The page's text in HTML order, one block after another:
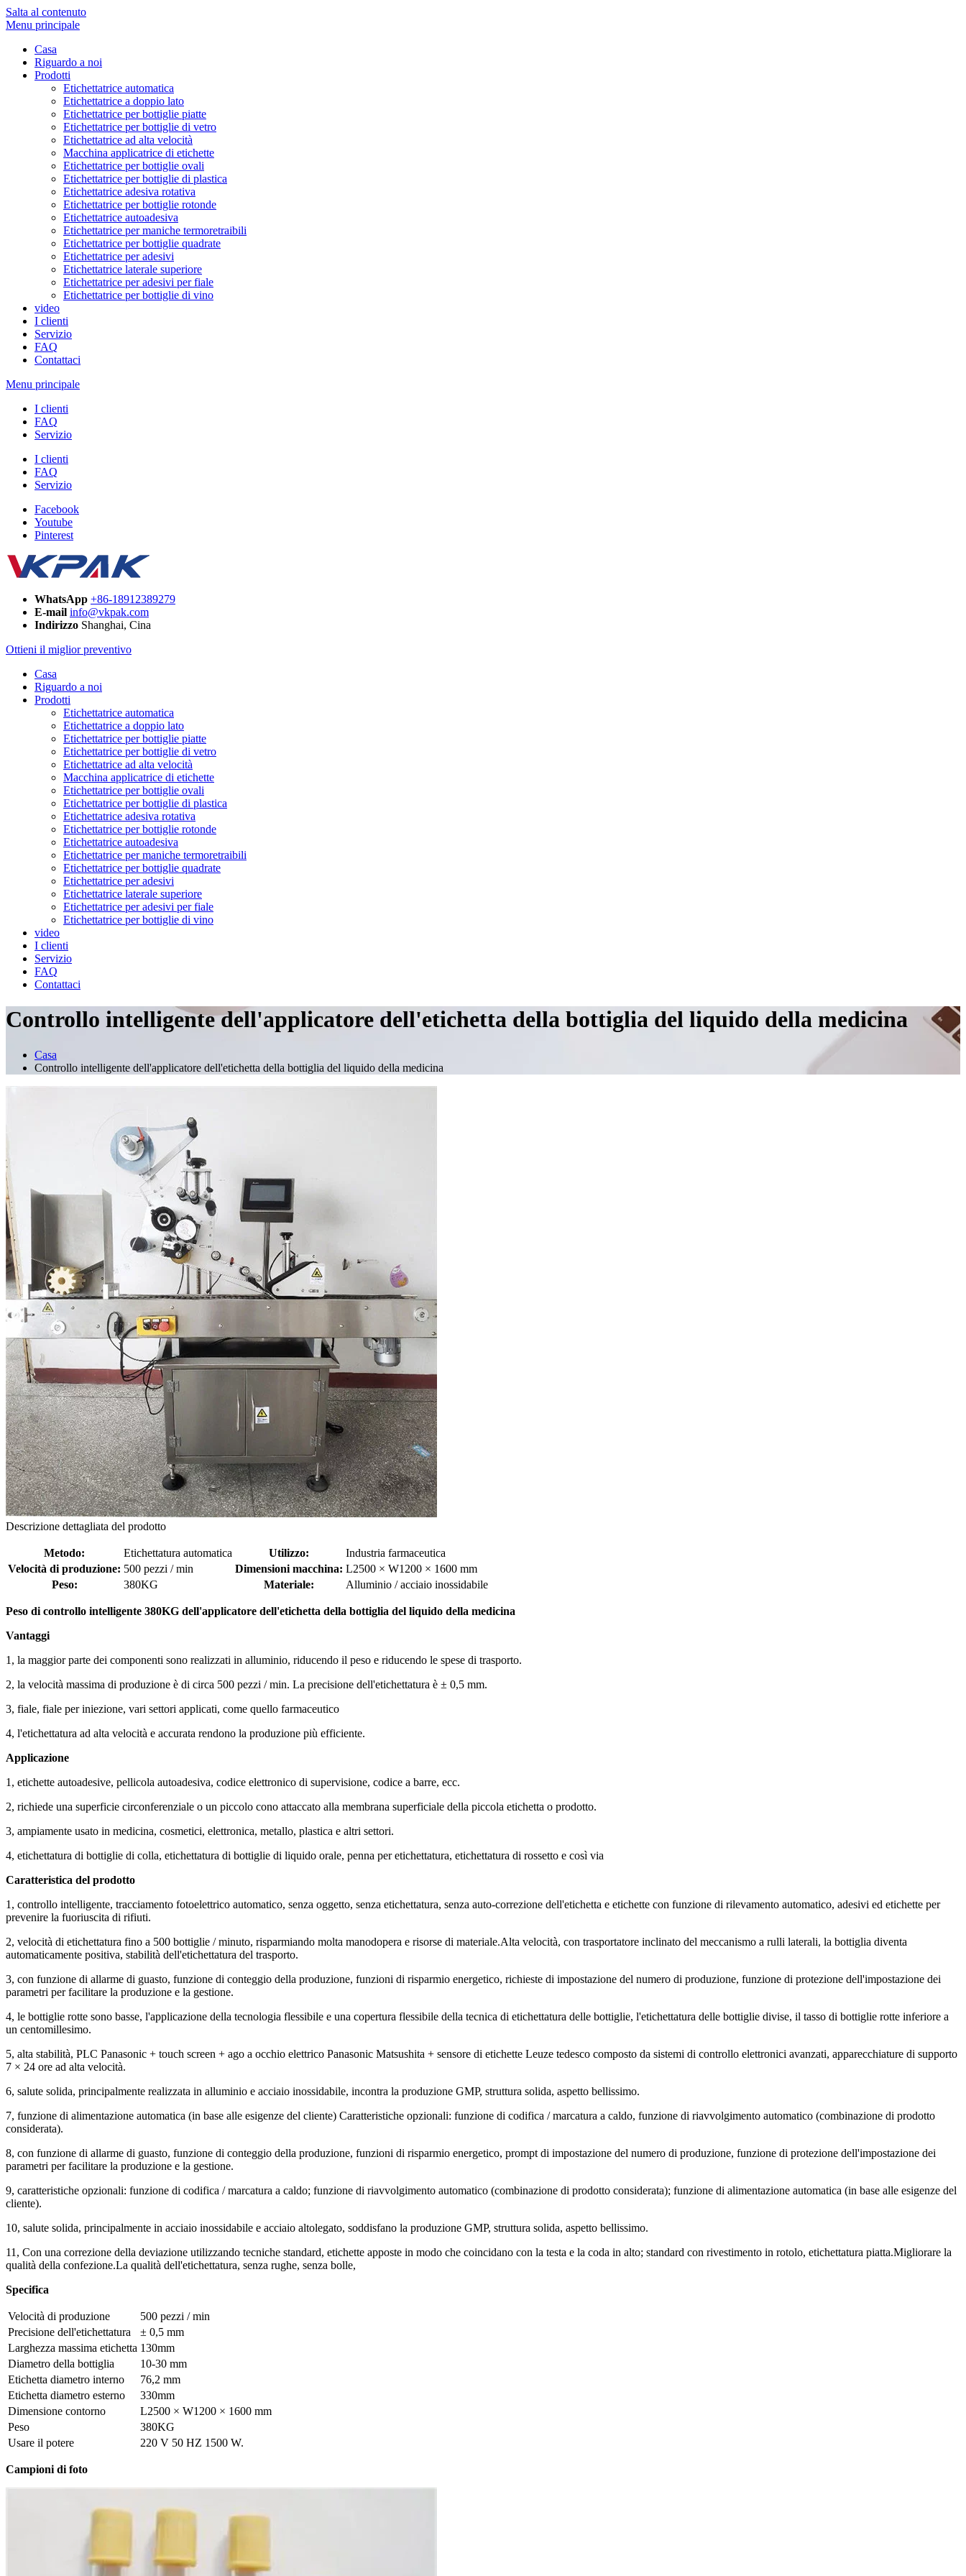
Salta al contenuto
Menu principale
Casa
Riguardo a noi
Prodotti
Etichettatrice automatica
Etichettatrice a doppio lato
Etichettatrice per bottiglie piatte
Etichettatrice per bottiglie di vetro
Etichettatrice ad alta velocità
Macchina applicatrice di etichette
Etichettatrice per bottiglie ovali
Etichettatrice per bottiglie di plastica
Etichettatrice adesiva rotativa
Etichettatrice per bottiglie rotonde
Etichettatrice autoadesiva
Etichettatrice per maniche termoretraibili
Etichettatrice per bottiglie quadrate
Etichettatrice per adesivi
Etichettatrice laterale superiore
Etichettatrice per adesivi per fiale
Etichettatrice per bottiglie di vino
video
I clienti
Servizio
FAQ
Contattaci
Menu principale
I clienti
FAQ
Servizio
I clienti
FAQ
Servizio
Facebook
Youtube
Pinterest
WhatsApp +86-18912389279
E-mail info@vkpak.com
Indirizzo Shanghai, Cina
Ottieni il miglior preventivo
Casa
Riguardo a noi
Prodotti
Etichettatrice automatica
Etichettatrice a doppio lato
Etichettatrice per bottiglie piatte
Etichettatrice per bottiglie di vetro
Etichettatrice ad alta velocità
Macchina applicatrice di etichette
Etichettatrice per bottiglie ovali
Etichettatrice per bottiglie di plastica
Etichettatrice adesiva rotativa
Etichettatrice per bottiglie rotonde
Etichettatrice autoadesiva
Etichettatrice per maniche termoretraibili
Etichettatrice per bottiglie quadrate
Etichettatrice per adesivi
Etichettatrice laterale superiore
Etichettatrice per adesivi per fiale
Etichettatrice per bottiglie di vino
video
I clienti
Servizio
FAQ
Contattaci
Controllo intelligente dell'applicatore dell'etichetta della bottiglia del liquido della medicina
Casa
Controllo intelligente dell'applicatore dell'etichetta della bottiglia del liquido della medicina
Descrizione dettagliata del prodotto
Metodo: Etichettatura automatica Utilizzo:
Industria farmaceutica
Velocità di produzione: 500 pezzi / min Dimensioni macchina: L2500 × W1200 × 1600 mm
Peso:
380KG Materiale: Alluminio / acciaio inossidabile
Peso di controllo intelligente 380KG dell'applicatore dell'etichetta della bottiglia del liquido della medicina
Vantaggi
1, la maggior parte dei componenti sono realizzati in alluminio, riducendo il peso e riducendo le spese di trasporto.
2, la velocità massima di produzione è di circa 500 pezzi / min. La precisione dell'etichettatura è ± 0,5 mm.
3, fiale, fiale per iniezione, vari settori applicati, come quello farmaceutico
4, l'etichettatura ad alta velocità e accurata rendono la produzione più efficiente.
Applicazione
1, etichette autoadesive, pellicola autoadesiva, codice elettronico di supervisione, codice a barre, ecc.
2, richiede una superficie circonferenziale o un piccolo cono attaccato alla membrana superficiale della piccola etichetta o prodotto.
3, ampiamente usato in medicina, cosmetici, elettronica, metallo, plastica e altri settori.
4, etichettatura di bottiglie di colla, etichettatura di bottiglie di liquido orale, penna per etichettatura, etichettatura di rossetto e così via
Caratteristica del prodotto
1, controllo intelligente, tracciamento fotoelettrico automatico, senza oggetto, senza etichettatura, senza auto-correzione dell'etichetta e etichette con funzione di rilevamento automatico, adesivi ed etichette per
prevenire la fuoriuscita di rifiuti.
2, velocità di etichettatura fino a 500 bottiglie / minuto, risparmiando molta manodopera e risorse di materiale.Alta velocità, con trasportatore inclinato del meccanismo a rulli laterali, la bottiglia diventa
automaticamente positiva, stabilità dell'etichettatura del trasporto.
3, con funzione di allarme di guasto, funzione di conteggio della produzione, funzioni di risparmio energetico, richieste di impostazione del numero di produzione, funzione di protezione dell'impostazione dei
parametri per facilitare la produzione e la gestione.
4, le bottiglie rotte sono basse, l'applicazione della tecnologia flessibile e una copertura flessibile della tecnica di etichettatura delle bottiglie, l'etichettatura delle bottiglie divise, il tasso di bottiglie rotte inferiore a
un centomillesimo.
5, alta stabilità, PLC Panasonic + touch screen + ago a occhio elettrico Panasonic Matsushita + sensore di etichette Leuze tedesco composto da sistemi di controllo elettronici avanzati, apparecchiature di supporto
7 × 24 ore ad alta velocità.
6, salute solida, principalmente realizzata in alluminio e acciaio inossidabile, incontra la produzione GMP, struttura solida, aspetto bellissimo.
7, funzione di alimentazione automatica (in base alle esigenze del cliente) Caratteristiche opzionali: funzione di codifica / marcatura a caldo, funzione di riavvolgimento automatico (combinazione di prodotto
considerata).
8, con funzione di allarme di guasto, funzione di conteggio della produzione, funzioni di risparmio energetico, prompt di impostazione del numero di produzione, funzione di protezione dell'impostazione dei
parametri per facilitare la produzione e la gestione.
9, caratteristiche opzionali: funzione di codifica / marcatura a caldo; funzione di riavvolgimento automatico (combinazione di prodotto considerata); funzione di alimentazione automatica (in base alle esigenze del
cliente).
10, salute solida, principalmente in acciaio inossidabile e acciaio altolegato, soddisfano la produzione GMP, struttura solida, aspetto bellissimo.
11, Con una correzione della deviazione utilizzando tecniche standard, etichette apposte in modo che coincidano con la testa e la coda in alto; standard con rivestimento in rotolo, etichettatura piatta.Migliorare la
qualità della confezione.La qualità dell'etichettatura, senza rughe, senza bolle,
Specifica
Velocità di produzione
500 pezzi / min
Precisione dell'etichettatura
± 0,5 mm
Larghezza massima etichetta 130mm
Diametro della bottiglia
10-30 mm
Etichetta diametro interno
76,2 mm
Etichetta diametro esterno
330mm
Dimensione contorno
L2500 × W1200 × 1600 mm
Peso
380KG
Usare il potere
220 V 50 HZ 1500 W.
Campioni di foto